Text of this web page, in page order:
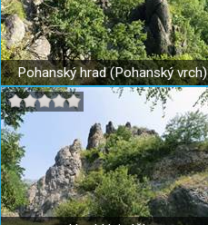
Pohanský hrad (Pohanský vrch)